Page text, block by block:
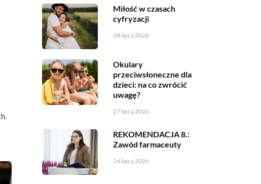
Miłość w czasach
cyfryzacji
28 lipca 2026
Okulary
przeciwsłoneczne dla
dzieci: na co zwrócić
uwagę?
27 lipca 2026
REKOMENDACJA 8.:
Zawód farmaceuty
24 lipca 2026